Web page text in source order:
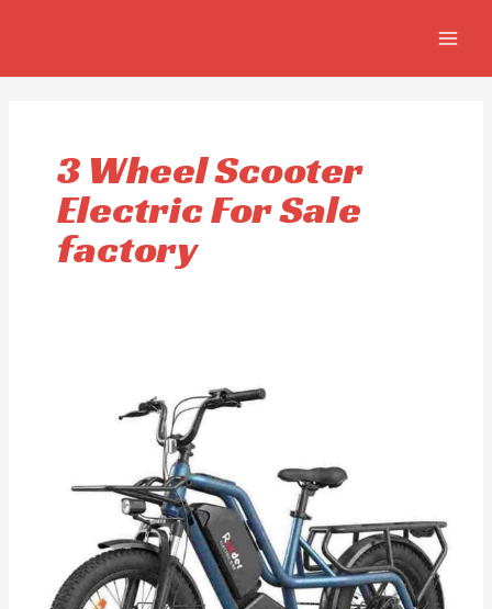
3 Wheel Scooter
Electric For Sale
factory